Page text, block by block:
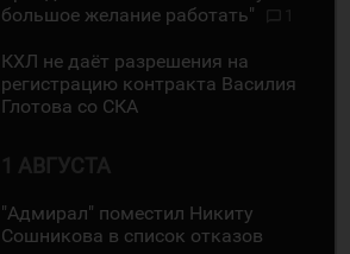
большое желание работать"
КХЛ не даёт разрешения на
регистрацию контракта Василия
Глотова со СКА
1 АВГУСТА
"Адмирал" поместил Никиту
Сошникова в список отказов